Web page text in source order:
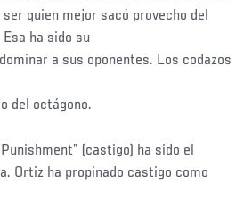
ser quien mejor sacó provecho del
Esa ha sido su
a sus oponentes. Los codazos
del octágono.
(castigo) ha sido el
Ortiz ha propinado castigo como